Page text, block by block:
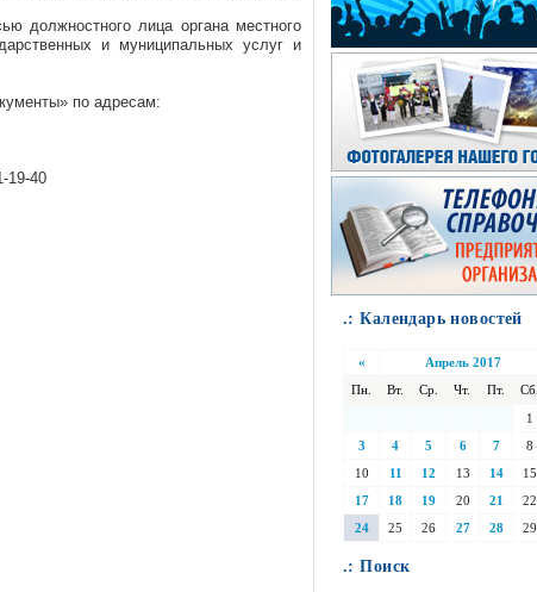
должностного лица органа местного
и муниципальных услуг и
по адресам:
19-40
.: Календарь новостей
«
Апрель 2017
Пн.
Вт. Ср. Чт. Пт. Сб.
1
3
4 5 6 7 8
10
11 12 13 14 15
17
18 19 20 21 22
24
25 26 27 28 29
.: Поиск